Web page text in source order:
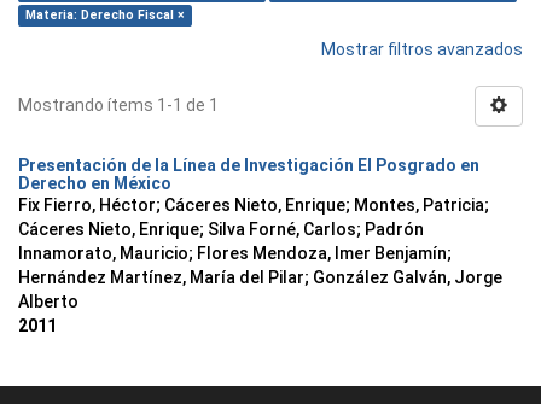
Materia: Derecho Fiscal ×
Mostrar filtros avanzados
Mostrando ítems 1-1 de 1
Presentación de la Línea de Investigación El Posgrado en
Derecho en México
Fix Fierro, Héctor; Cáceres Nieto, Enrique; Montes, Patricia;
Cáceres Nieto, Enrique; Silva Forné, Carlos; Padrón
Innamorato, Mauricio; Flores Mendoza, Imer Benjamín;
Hernández Martínez, María del Pilar; González Galván, Jorge
Alberto
2011